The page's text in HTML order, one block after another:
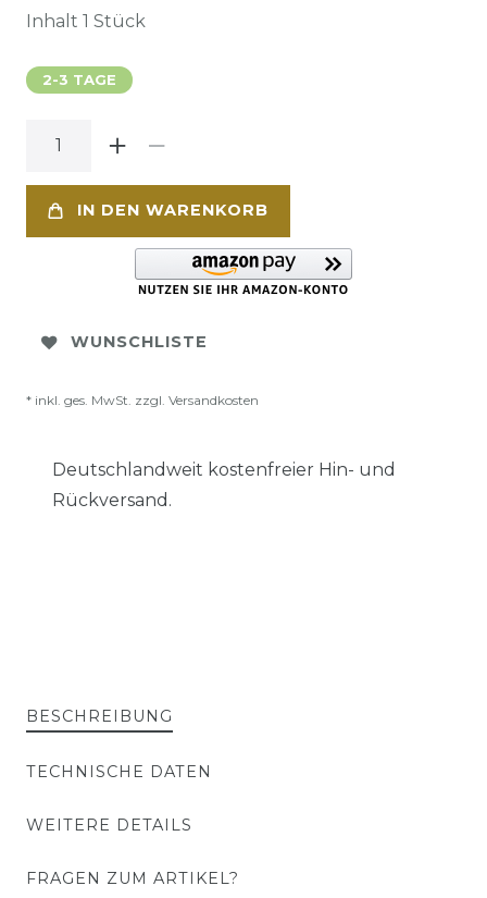
Inhalt 1 Stück
2-3 TAGE
IN DEN WARENKORB
WUNSCHLISTE
* inkl. ges. MwSt. zzgl. Versandkosten
Deutschlandweit kostenfreier Hin- und
Rückversand.
BESCHREIBUNG
TECHNISCHE DATEN
WEITERE DETAILS
FRAGEN ZUM ARTIKEL?